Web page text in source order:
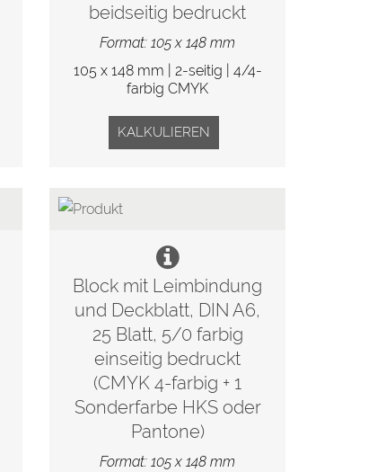
beidseitig bedruckt
Format: 105 x 148 mm
105 x 148 mm | 2-seitig | 4/4-
farbig CMYK
KALKULIEREN
Block mit Leimbindung
und Deckblatt, DIN A6,
25 Blatt, 5/0 farbig
einseitig bedruckt
(CMYK 4-farbig + 1
Sonderfarbe HKS oder
Pantone)
Format: 105 x 148 mm